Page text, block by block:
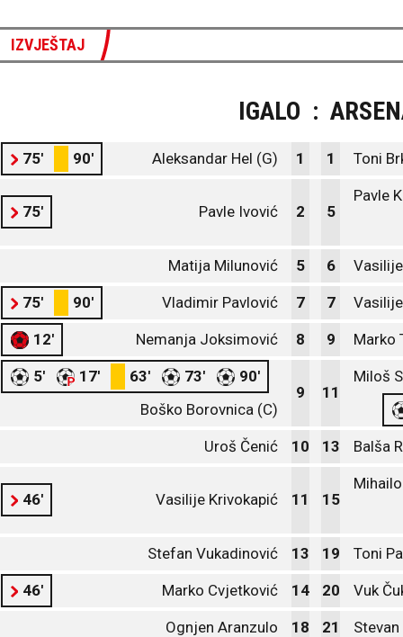
IZVJEŠTAJ
IGALO :
75' 90' Aleksandar Hel (G) 1 1 Toni
75' Pavle Ivović 2 5
Pavle
Matija Milunović 5 6
75' 90' Vladimir Pavlović 7 7
12' Nemanja Joksimović 8 9 Marko
5' 17' 63' 73'
90'
Boško Borovnica (C)
9 11
Miloš
Uroš Čenić 10 13 Balša
46' Vasilije Krivokapić 11 15
Stefan Vukadinović 13 19 Toni
46' Marko Cvjetković 14 20 Vuk
Ognjen Aranzulo 18 21